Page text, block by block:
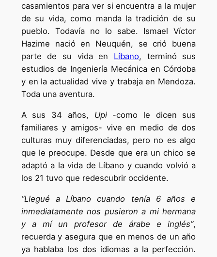
casamientos para ver si encuentra a la mujer
de su vida, como manda la tradición de su
pueblo. Todavía no lo sabe. Ismael Víctor
Hazime nació en Neuquén, se crió buena
parte de su vida en Líbano, terminó sus
estudios de Ingeniería Mecánica en Córdoba
y en la actualidad vive y trabaja en Mendoza.
Toda una aventura.
A sus 34 años, Upi-como le dicen sus
familiares y amigos- vive en medio de dos
culturas muy diferenciadas, pero no es algo
que le preocupe. Desde que era un chico se
adaptó a la vida de Líbano y cuando volvió a
los 21 tuvo que redescubrir occidente.
“Llegué a Líbano cuando tenía 6 años e
inmediatamente nos pusieron a mi hermana
y a mí un profesor de árabe e inglés”,
recuerda y asegura que en menos de un año
ya hablaba los dos idiomas a la perfección.